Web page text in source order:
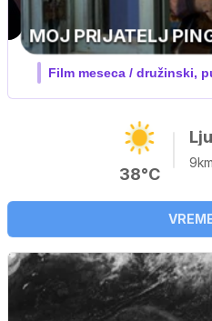
IQ 160
Nova hrvaška serija
38°C